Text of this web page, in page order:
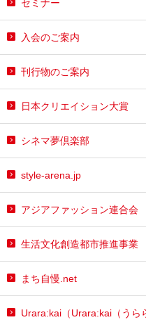
セミナー
入会のご案内
刊行物のご案内
日本クリエイション大賞
シネマ夢倶楽部
style-arena.jp
アジアファッション連合会
生活文化創造都市推進事業
まち自慢.net
Urara:kai（Urara:kai（うら